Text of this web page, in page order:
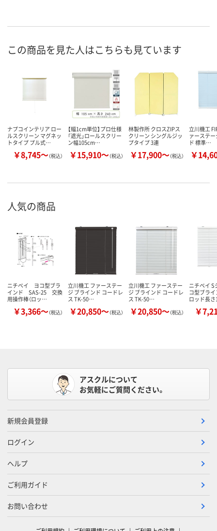
この商品を見た人はこちらも見ています
ナプコインテリア ロー
ルスクリーン マグネッ
トタイプ プル式…
￥8,745～（税込）
【幅1cm単位】プロ仕様
「遮光」ロールスクリー
ン幅105cm…
￥15,910～（税込）
林製作所 クロスZIPス
クリーン シングルジッ
プタイプ 3連
￥17,900～（税込）
立川機工
ァーステ
ド 標準…
￥
人気の商品
ニチベイ ヨコ型ブラ
インド SAS-25 交換
用操作棒（ロッ…
￥3,366～（税込）
立川機工 ファーステー
ジ ブラインド コードレ
ス TK-50…
￥20,850～（税込）
立川機工 ファーステー
ジ ブラインド コードレ
ス TK-50…
￥20,850～（税込）
ニチベイ S
コ型ブラ
ロッド長
￥
アスクルについて
お気軽にご質問ください。
新規会員登録
ログイン
ヘルプ
ご利用ガイド
お問い合わせ